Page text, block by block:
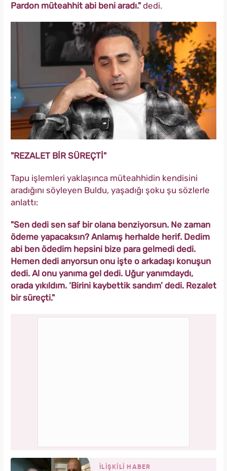
Pardon müteahhit abi beni aradı." dedi.
"REZALET BİR SÜREÇTİ"
Tapu işlemleri yaklaşınca müteahhidin kendisini
aradığını söyleyen Buldu, yaşadığı şoku şu sözlerle
anlattı:
"Sen dedi sen saf bir olana benziyorsun. Ne zaman
ödeme yapacaksın? Anlamış herhalde herif. Dedim
abi ben ödedim hepsini bize para gelmedi dedi.
Hemen dedi arıyorsun onu işte o arkadaşı konuşun
dedi. Al onu yanıma gel dedi. Uğur yanımdaydı,
orada yıkıldım. ‘Birini kaybettik sandım’ dedi. Rezalet
bir süreçti."
İLİŞKİLİ HABER